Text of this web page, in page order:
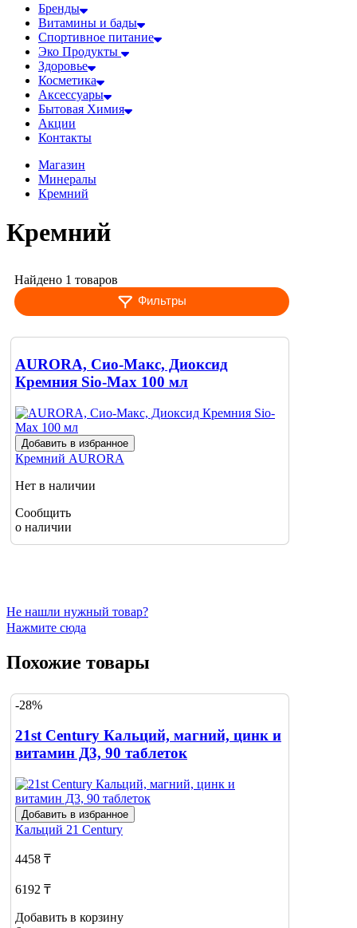
Бренды
Витамины и бады
Спортивное питание
Эко Продукты
Здоровье
Косметика
Аксессуары
Бытовая Химия
Акции
Контакты
Магазин
Минералы
Кремний
Кремний
Найдено 1 товаров
Фильтры
AURORA, Сио-Макс, Диоксид
Кремния Sio-Max 100 мл
Добавить в избранное
Кремний AURORA
Нет в наличии
Сообщить
о наличии
Не нашли нужный товар?
Нажмите сюда
Похожие товары
-28%
21st Century Кальций, магний, цинк и
витамин Д3, 90 таблеток
Добавить в избранное
Кальций 21 Century
4458 ₸
6192 ₸
Добавить в корзину